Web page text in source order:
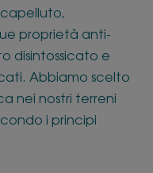
proprietà anti-
disintossicato e
Abbiamo scelto
nei nostri terreni
i principi